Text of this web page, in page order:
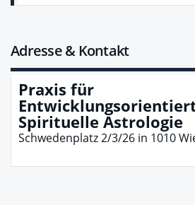
Adresse & Kontakt
Praxis für
Spirituelle Astrologie
Schwedenplatz 2/3/26 in 1010